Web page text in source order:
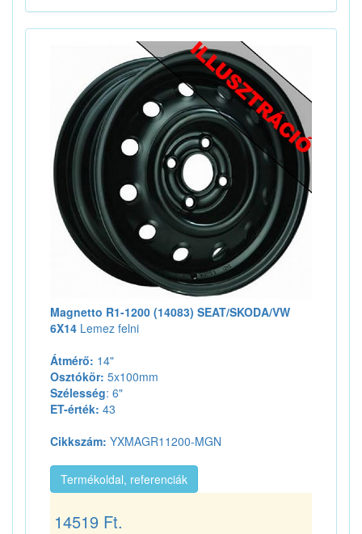
Magnetto R1-1200 (14083) SEAT/SKODA/VW
6X14 Lemez felni
Átmérő: 14"
Osztókör: 5x100mm
Szélesség: 6"
ET-érték: 43
Cikkszám: YXMAGR11200-MGN
Termékoldal, referenciák
14519 Ft.